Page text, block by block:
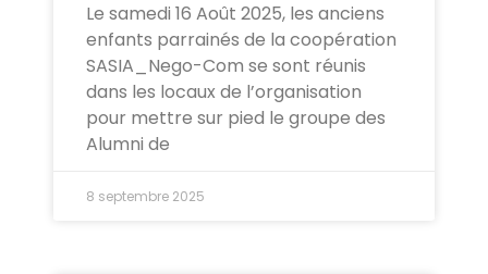
Le samedi 16 Août 2025, les anciens
enfants parrainés de la coopération
SASIA_Nego-Com se sont réunis
dans les locaux de l’organisation
pour mettre sur pied le groupe des
Alumni de
8 septembre 2025